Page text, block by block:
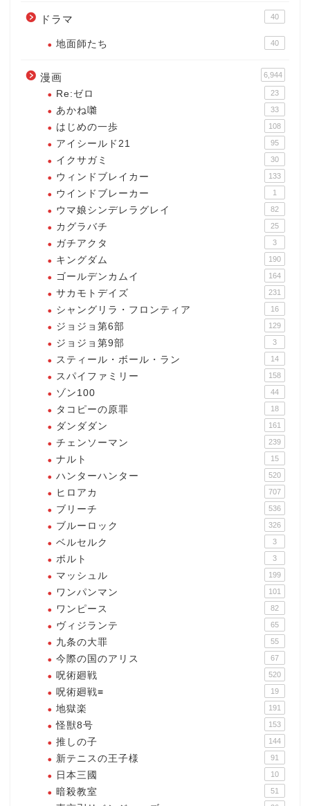
ドラマ 40
地面師たち 40
漫画 6,944
Re:ゼロ 23
あかね囃 33
はじめの一歩 108
アイシールド21 95
イクサガミ 30
ウィンドブレイカー 133
ウインドブレーカー 1
ウマ娘シンデレラグレイ 82
カグラバチ 25
ガチアクタ 3
キングダム 190
ゴールデンカムイ 164
サカモトデイズ 231
シャングリラ・フロンティア 16
ジョジョ第6部 129
ジョジョ第9部 3
スティール・ボール・ラン 14
スパイファミリー 158
ゾン100 44
タコピーの原罪 18
ダンダダン 161
チェンソーマン 239
ナルト 15
ハンターハンター 520
ヒロアカ 707
ブリーチ 536
ブルーロック 326
ベルセルク 3
ボルト 3
マッシュル 199
ワンパンマン 101
ワンピース 82
ヴィジランテ 65
九条の大罪 55
今際の国のアリス 67
呪術廻戦 520
呪術廻戦≡ 19
地獄楽 191
怪獣8号 153
推しの子 144
新テニスの王子様 91
日本三國 10
暗殺教室 51